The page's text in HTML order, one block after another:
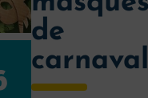
de
carnaval